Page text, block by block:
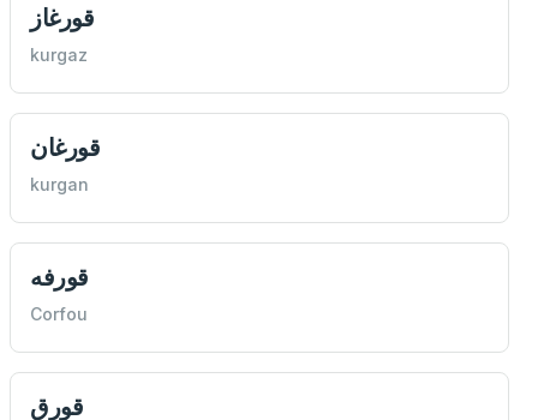
قورغاز
kurgaz
قورغان
kurgan
قورفه
Corfou
قورق